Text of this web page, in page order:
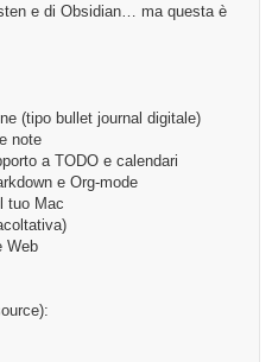
e di Obsidian… ma questa è
(tipo bullet journal digitale)
note
a TODO e calendari
e Org-mode
tuo Mac
Web